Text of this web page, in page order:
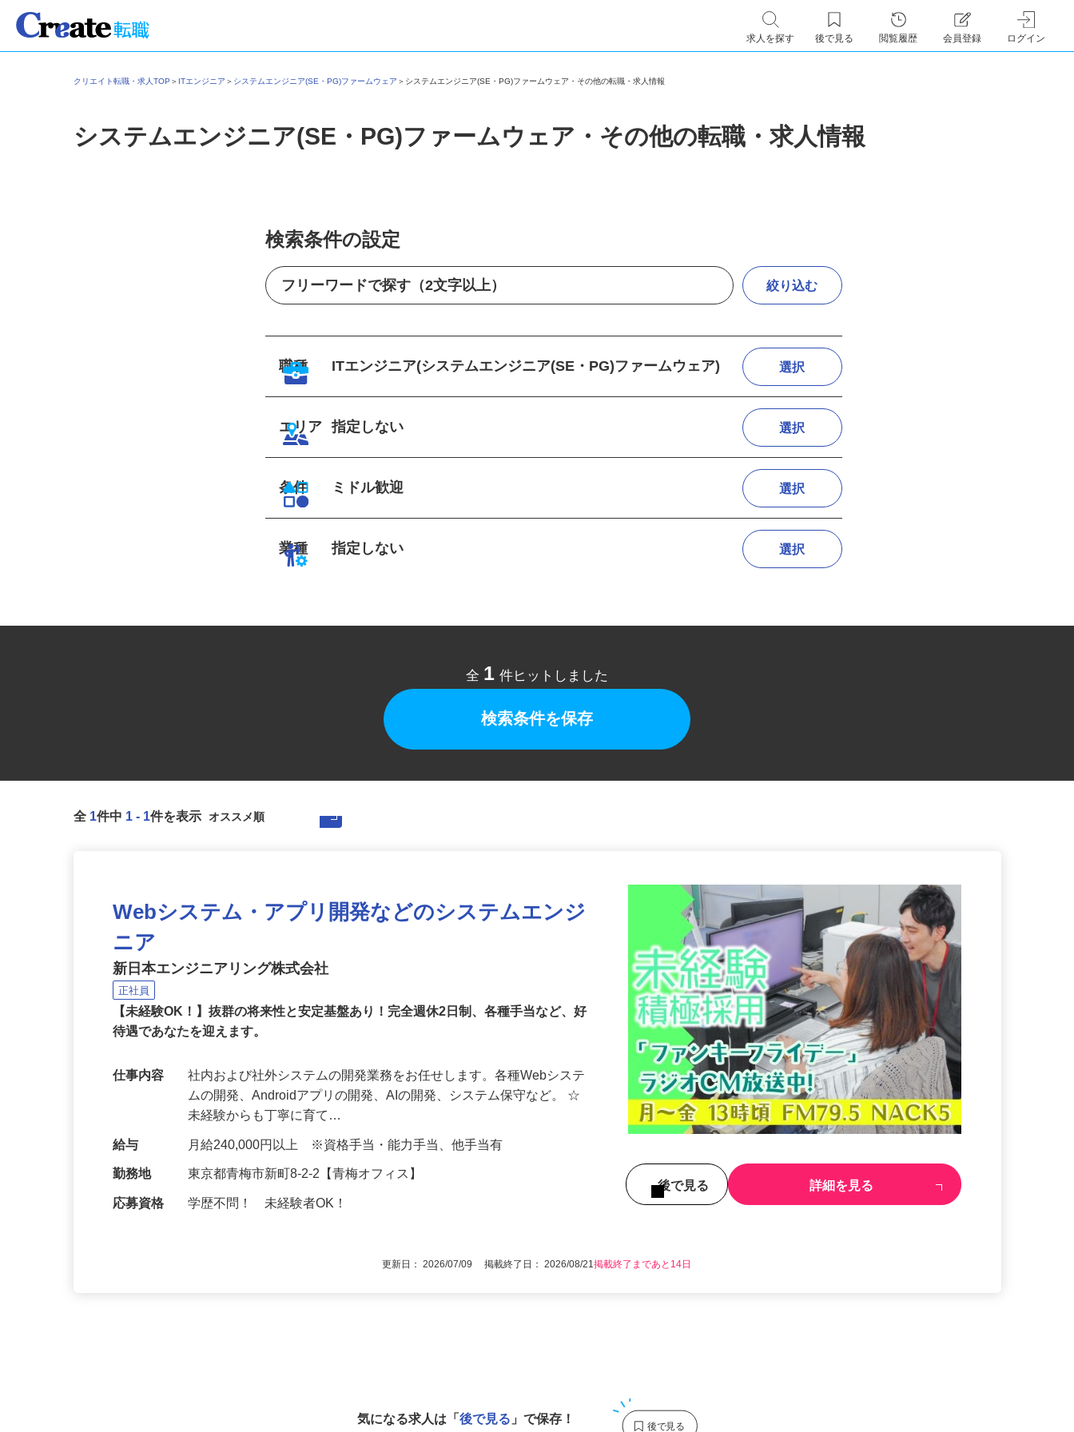
求人を探す 後で見る 閲覧履歴 会員登録 ログイン
クリエイト転職・求人TOP＞ ITエンジニア＞システムエンジニア(SE・PG)ファームウェア＞システムエンジニア(SE・PG)ファームウェア・その他の転職・求人情報
システムエンジニア(SE・PG)ファームウェア・その他の転職・求人情報
検索条件の設定
絞り込む
職種 ITエンジニア(システムエンジニア(SE・PG)ファームウェア) 選択
エリア 指定しない 選択
条件 ミドル歓迎 選択
業種 指定しない 選択
全1件ヒットしました
検索条件を保存
Webシステム・アプリ開発などのシステムエンジ
ニア
新日本エンジニアリング株式会社
正社員
【未経験OK！】抜群の将来性と安定基盤あり！完全週休2日制、各種手当など、好
社内および社外システムの開発業務をお任せします。各種Webシステ
ムの開発、Androidアプリの開発、AIの開発、システム保守など。 ☆
勤務地 東京都青梅市新町8-2-2【青梅オフィス】
後で見る 詳細を見る